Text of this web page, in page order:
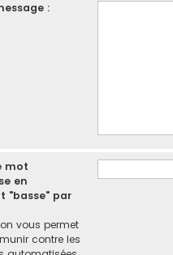
:
mot
en
"basse" par
vous permet
contre les